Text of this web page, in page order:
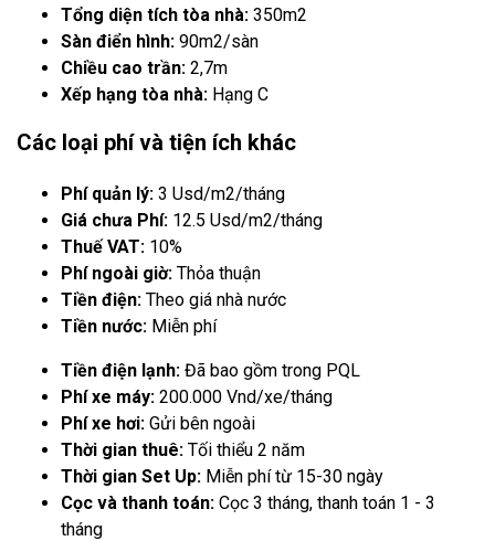
Tổng diện tích tòa nhà: 350m2
Sàn điển hình: 90m2/sàn
Chiều cao trần: 2,7m
Xếp hạng tòa nhà: Hạng C
Các loại phí và tiện ích khác
Phí quản lý: 3 Usd/m2/tháng
Giá chưa Phí: 12.5 Usd/m2/tháng
Thuế VAT: 10%
Phí ngoài giờ: Thỏa thuận
Tiền điện: Theo giá nhà nước
Tiền nước: Miễn phí
Tiền điện lạnh: Đã bao gồm trong PQL
Phí xe máy: 200.000 Vnd/xe/tháng
Phí xe hơi: Gửi bên ngoài
Thời gian thuê: Tối thiểu 2 năm
Thời gian Set Up: Miễn phí từ 15-30 ngày
Cọc và thanh toán: Cọc 3 tháng, thanh toán 1 - 3
tháng